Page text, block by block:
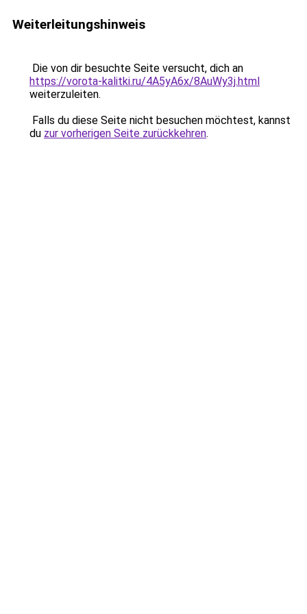
Weiterleitungshinweis
Die von dir besuchte Seite versucht, dich an
https://vorota-kalitki.ru/4A5yA6x/8AuWy3j.html
weiterzuleiten.
Falls du diese Seite nicht besuchen möchtest, kannst
du zur vorherigen Seite zurückkehren.